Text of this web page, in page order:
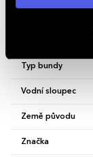
Typ bundy
Vodní sloupec
Země původu
Značka